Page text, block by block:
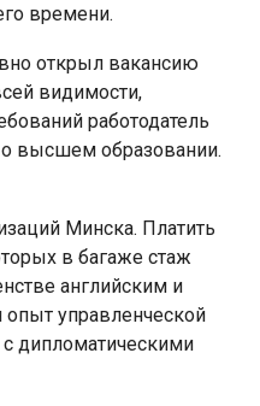
времени.
открыл вакансию
видимости,
работодатель
о высшем образовании.
Минска. Платить
в багаже стаж
английским и
управленческой
дипломатическими